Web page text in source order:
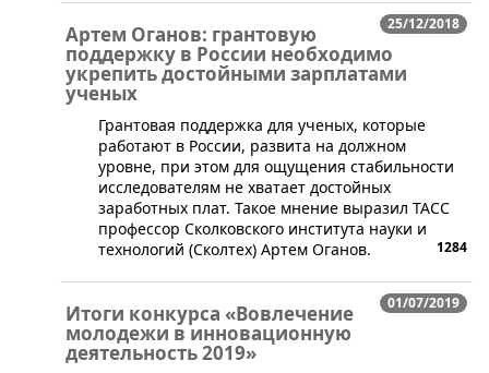
25/12/2018
Артем Оганов: грантовую
поддержку в России необходимо
укрепить достойными зарплатами
ученых
Грантовая поддержка для ученых, которые
работают в России, развита на должном
уровне, при этом для ощущения стабильности
исследователям не хватает достойных
заработных плат. Такое мнение выразил ТАСС
профессор Сколковского института науки и
технологий (Сколтех) Артем Оганов.
1284
01/07/2019
Итоги конкурса «Вовлечение
молодежи в инновационную
деятельность 2019»